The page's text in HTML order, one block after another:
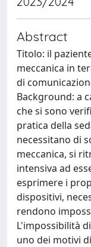
Abstract
Titolo: il
meccanica in
di
Background: a
che si sono
pratica della
necessitano di
meccanica, si
intensiva ad
esprimere i
dispositivi,
rendono
L'impossibilità
uno dei motivi